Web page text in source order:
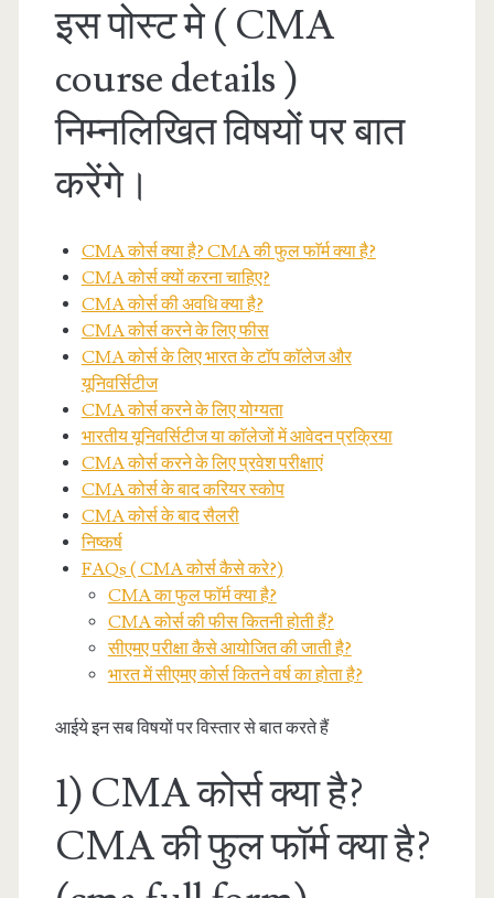
इस पोस्ट मे ( CMA
course details )
निम्नलिखित विषयों पर बात
करेंगे।
CMA कोर्स क्या है? CMA की फुल फाॅर्म क्या है?
CMA कोर्स क्यों करना चाहिए?
CMA कोर्स की अवधि क्या है?
CMA कोर्स करने के लिए फीस
CMA कोर्स के लिए भारत के टाॅप काॅलेज और
यूनिवर्सिटीज
CMA कोर्स करने के लिए योग्यता
भारतीय यूनिवर्सिटीज या काॅलेजों में आवेदन प्रक्रिया
CMA कोर्स करने के लिए प्रवेश परीक्षाएं
CMA कोर्स के बाद करियर स्कोप
CMA कोर्स के बाद सैलरी
निष्कर्ष
FAQs ( CMA कोर्स कैसे करे?)
CMA का फुल फाॅर्म क्या है?
CMA कोर्स की फीस कितनी होती हैं?
सीएमए परीक्षा कैसे आयोजित की जाती है?
भारत में सीएमए कोर्स कितने वर्ष का होता है?
आईये इन सब विषयों पर विस्तार से बात करते हैं
1) CMA कोर्स क्या है?
CMA की फुल फाॅर्म क्या है?